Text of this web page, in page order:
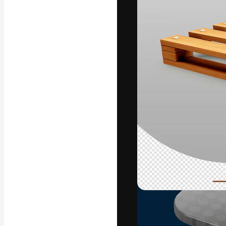
La plataforma
trabajo. Más
entre
estudios.
Español
Copyright © 2010-